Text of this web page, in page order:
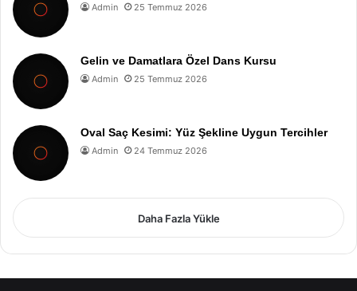
Admin 25 Temmuz 2026
Gelin ve Damatlara Özel Dans Kursu
Admin 25 Temmuz 2026
Oval Saç Kesimi: Yüz Şekline Uygun Tercihler
Admin 24 Temmuz 2026
Daha Fazla Yükle